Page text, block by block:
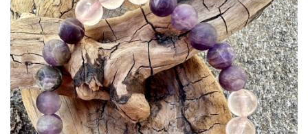
L
A
N
A
V
I
G
A
T
I